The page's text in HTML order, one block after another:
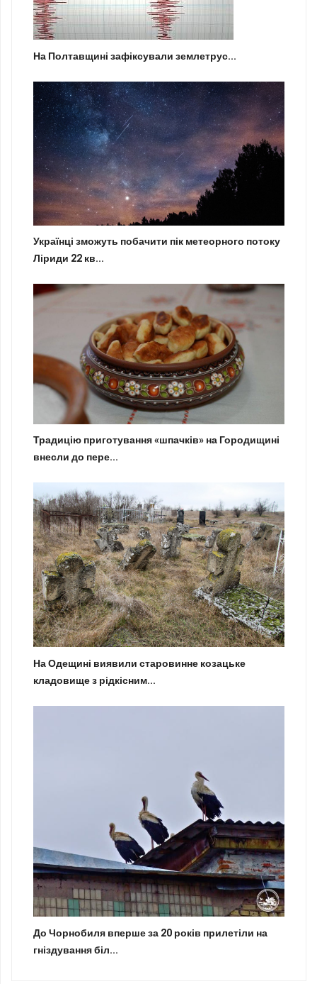
На Полтавщині зафіксували землетрус...
Українці зможуть побачити пік метеорного потоку
Ліриди 22 кв...
Традицію приготування «шпачків» на Городищині
внесли до пере...
На Одещині виявили старовинне козацьке
кладовище з рідкісним...
До Чорнобиля вперше за 20 років прилетіли на
гніздування біл...